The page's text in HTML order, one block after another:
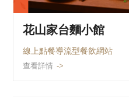
花山家台麵小館
線上點餐導流型餐飲網站
查看詳情